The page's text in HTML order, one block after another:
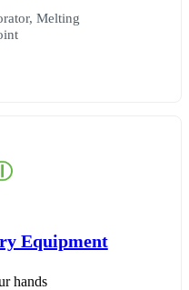
Melting
Equipment
hands